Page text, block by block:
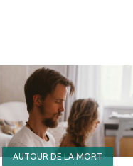
favoris
AUTOUR DE LA MORT